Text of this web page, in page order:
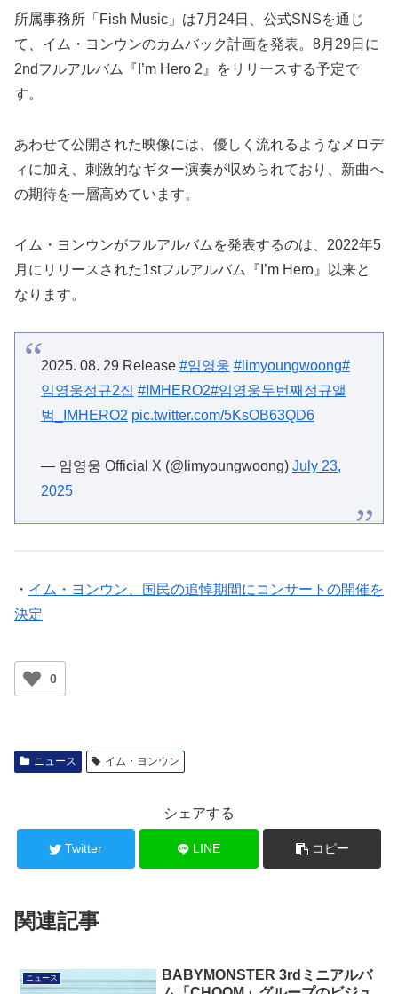
所属事務所「Fish Music」は7月24日、公式SNSを通じ
て、イム・ヨンウンのカムバック計画を発表。8月29日に
2ndフルアルバム『I’m Hero 2』をリリースする予定で
す。
あわせて公開された映像には、優しく流れるようなメロデ
ィに加え、刺激的なギター演奏が収められており、新曲へ
の期待を一層高めています。
イム・ヨンウンがフルアルバムを発表するのは、2022年5
月にリリースされた1stフルアルバム『I’m Hero』以来と
なります。
2025. 08. 29 Release #임영웅 #limyoungwoong#
임영웅정규2집 #IMHERO2#임영웅두번째정규앨
범_IMHERO2 pic.twitter.com/5KsOB63QD6
— 임영웅 Official X (@limyoungwoong) July 23,
2025
・ イム・ヨンウン、国民の追悼期間にコンサートの開催を
決定
0
ニュース イム・ヨンウン
シェアする
Twitter LINE コピー
関連記事
ニュース
BABYMONSTER 3rdミニアルバ